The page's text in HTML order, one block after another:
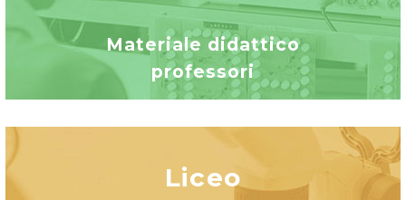
Materiale didattico
professori
Liceo